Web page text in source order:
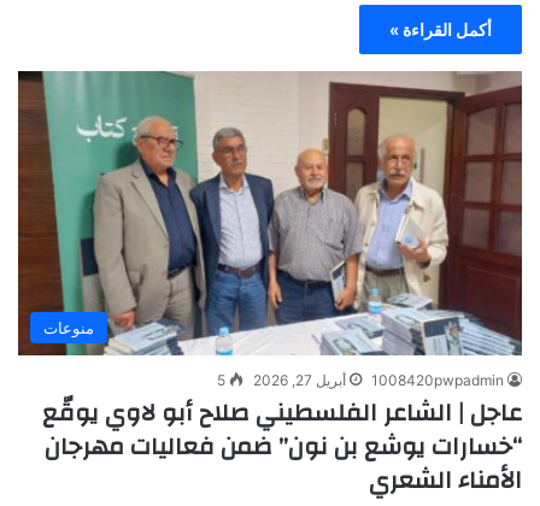
أكمل القراءة »
منوعات
1008420pwpadmin أبريل 27, 2026 5
عاجل | الشاعر الفلسطيني صلاح أبو لاوي يوقّع
“خسارات يوشع بن نون” ضمن فعاليات مهرجان
الأمناء الشعري